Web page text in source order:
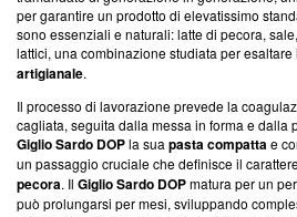
per garantire un prodotto di elevatissimo
sono essenziali e naturali: latte di pecora,
lattici, una combinazione studiata per esaltare
artigianale.
Il processo di lavorazione prevede la
cagliata, seguita dalla messa in forma e dalla
Giglio Sardo DOPla sua pasta compattae
un passaggio cruciale che definisce il
pecora. Il Giglio Sardo DOPmatura per un
può prolungarsi per mesi, sviluppando